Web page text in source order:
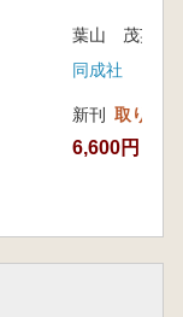
葉山 茂英 著
同成社
新刊 取り寄せ
6,600円